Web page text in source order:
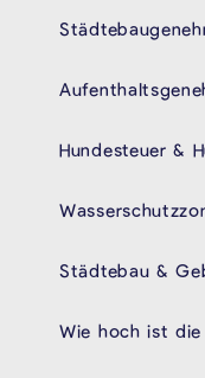
Hundesteuer &
Städtebau &
Wie hoch ist die